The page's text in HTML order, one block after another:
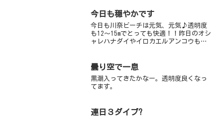
今日も穏やかです
今日も川奈ビーチは元気、元気♪透明度
も12〜15mでとっても快適！！昨日のオシ
ャレハナダイやイロカエルアンコウも健
30〜40mの深場にいる生物なのに、川奈で
は、水深3m！...
曇り空で一息
黒潮入ってきたかなー。透明度良くなっ
てます。
連日３ダイブ?